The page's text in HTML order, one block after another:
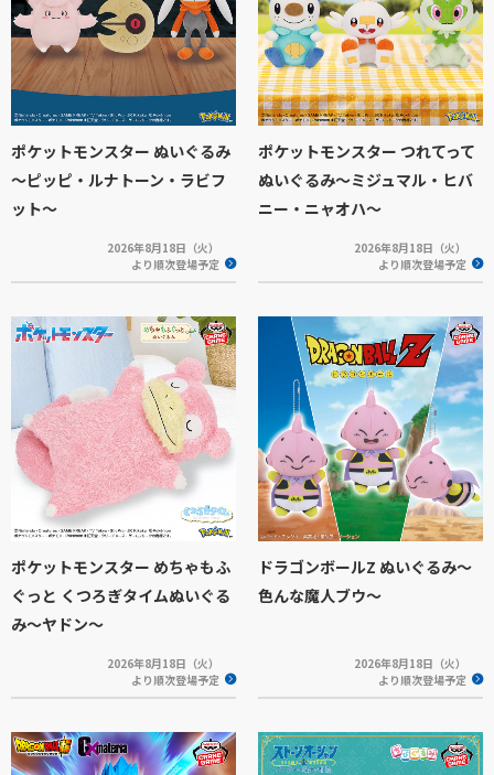
ポケットモンスター ぬいぐるみ
～ピッピ・ルナトーン・ラビフ
ット～
2026年8月18日（火）
より順次登場予定
ポケットモンスター つれてって
ぬいぐるみ～ミジュマル・ヒバ
ニー・ニャオハ～
2026年8月18日（火）
より順次登場予定
ポケットモンスター めちゃもふ
ぐっと くつろぎタイムぬいぐる
み～ヤドン～
2026年8月18日（火）
より順次登場予定
ドラゴンボールZ ぬいぐるみ～
色んな魔人ブウ～
2026年8月18日（火）
より順次登場予定